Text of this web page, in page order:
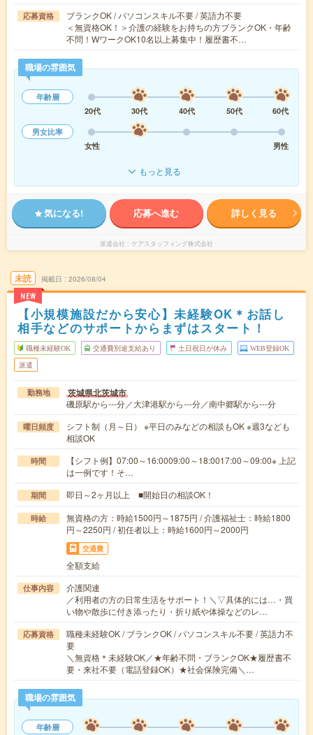
応募資格
ブランクOK / パソコンスキル不要 / 英語力不要
＜無資格OK！＞介護の経験をお持ちの方ブランクOK・年齢
不問！WワークOK10名以上募集中！履歴書不…
職場の雰囲気
年齢層
20代
30代 40代 50代
60代
男女比率
女性
男性
もっと見る
気になる! 応募へ進む 詳しく見る
派遣会社 ケアスタッフィング株式会社
未読
NEW
掲載日 2026/08/04
【小規模施設だから安心】未経験OK＊お話し
相手などのサポートからまずはスタート！
職種未経験OK 交通費別途支給あり 土日祝日が休み WEB登録OK
派遣
勤務地 茨城県北茨城市
磯原駅から---分／大津港駅から---分／南中郷駅から---分
曜日頻度
シフト制（月～日） ※平日のみなどの相談もOK ※週3なども
相談OK
時間
【シフト例】07:00～16:0009:00～18:0017:00～09:00※ 上記
は一例です！そ…
期間 即日～2ヶ月以上 ■開始日の相談OK！
時給
無資格の方：時給1500円～1875円 / 介護福祉士：時給1800
円～2250円 / 初任者以上：時給1600円～2000円
交通費
全額支給
仕事内容
介護関連
／利用者の方の日常生活をサポート！＼▽具体的には…・買
い物や散歩に付き添ったり・折り紙や体操などのレ…
応募資格
職種未経験OK / ブランクOK / パソコンスキル不要 / 英語力不
要
＼無資格＊未経験OK／★年齢不問・ブランクOK★履歴書不
要・来社不要（電話登録OK）★社会保険完備＼…
職場の雰囲気
年齢層